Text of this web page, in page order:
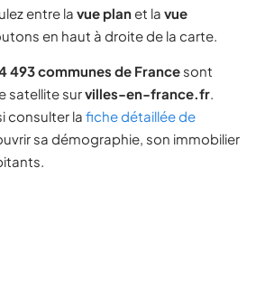
entre la vue planet la vue
en haut à droite de la carte.
493 communes de France sont
satellite survilles-en-france.fr.
consulter la fiche détaillée de
sa démographie, son immobilier